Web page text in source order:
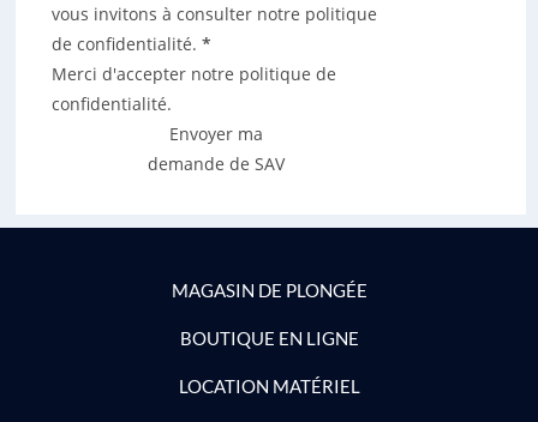
vous invitons à consulter notre politique
de confidentialité. *
Merci d'accepter notre politique de
confidentialité.
Envoyer ma
demande de SAV
MAGASIN DE PLONGÉE
BOUTIQUE EN LIGNE
LOCATION MATÉRIEL